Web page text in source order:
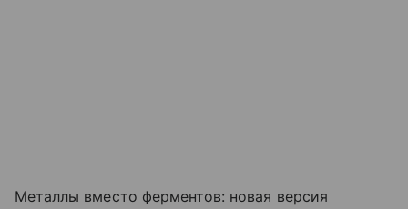
Металлы вместо ферментов: новая версия